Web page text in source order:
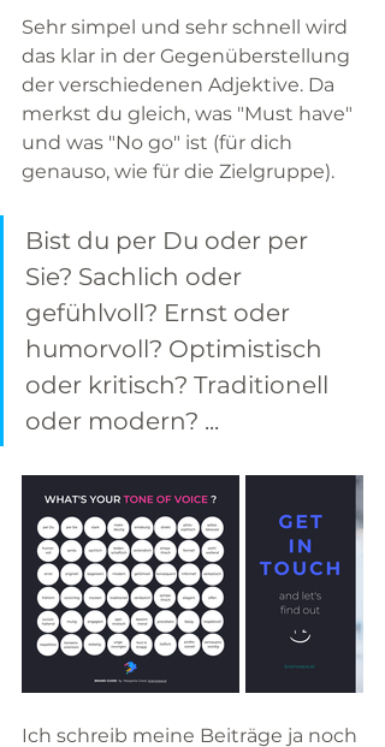
Sehr simpel und sehr schnell wird
das klar in der Gegenüberstellung
der verschiedenen Adjektive. Da
merkst du gleich, was "Must have"
und was "No go" ist (für dich
genauso, wie für die Zielgruppe).
Bist du per Du oder per
Sie? Sachlich oder
gefühlvoll? Ernst oder
humorvoll? Optimistisch
oder kritisch? Traditionell
oder modern? ...
Ich schreib meine Beiträge ja noch